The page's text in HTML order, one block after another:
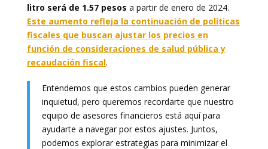
litro será de 1.57 pesos a partir de enero de 2024.
Este aumento refleja la continuación de políticas
fiscales que buscan ajustar los precios en
función de consideraciones de salud pública y
recaudación fiscal.
Entendemos que estos cambios pueden generar
inquietud, pero queremos recordarte que nuestro
equipo de asesores financieros está aquí para
ayudarte a navegar por estos ajustes. Juntos,
podemos explorar estrategias para minimizar el